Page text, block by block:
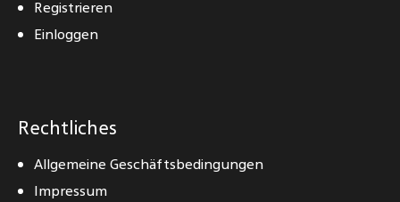
Registrieren
Einloggen
Rechtliches
Allgemeine Geschäftsbedingungen
Impressum